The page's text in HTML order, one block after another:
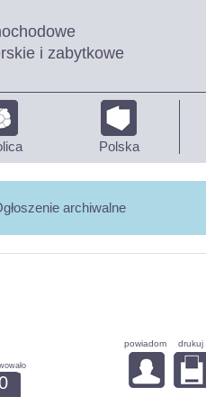
i zabytkowe
Polska
archiwalne
powiadom drukuj